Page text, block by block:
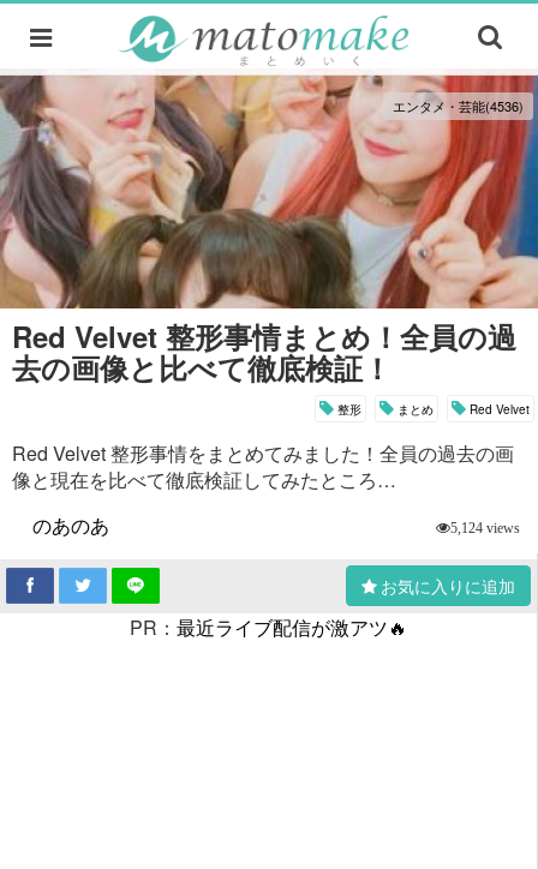
エンタメ・芸能(4536)
Red Velvet 整形事情まとめ！全員の過
去の画像と比べて徹底検証！
整形 まとめ Red Velvet
Red Velvet 整形事情をまとめてみました！全員の過去の画
像と現在を比べて徹底検証してみたところ…
のあのあ
5,124 views
お気に入りに追加
PR： 最近ライブ配信が激アツ🔥